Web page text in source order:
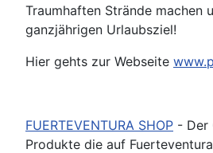
Traumhaften Strände machen
ganzjährigen Urlaubsziel!
Hier gehts zur Webseite
FUERTEVENTURA SHOP - Der
Produkte die auf